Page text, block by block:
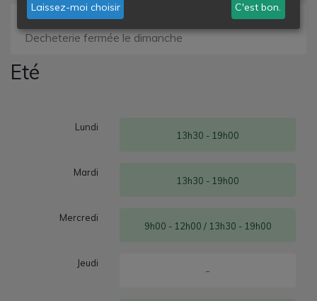
Ouvert ce jour
Decheterie fermée le dimanche
Eté
Lundi
13h30 - 19h00
Mardi
13h30 - 19h00
Mercredi
9h00 - 12h00 / 13h30 - 19h00
Jeudi
-
Laissez-moi choisir C'est bon.